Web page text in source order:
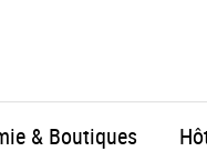
& Boutiques